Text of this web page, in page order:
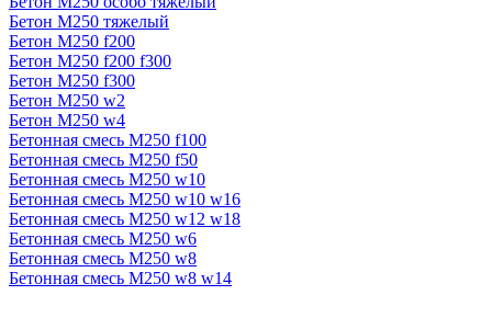
Бетон М250 тяжелый
Бетон М250 f200
Бетон М250 f200 f300
Бетон М250 f300
Бетон М250 w2
Бетон М250 w4
Бетонная смесь М250 f100
Бетонная смесь М250 f50
Бетонная смесь М250 w10
Бетонная смесь М250 w10 w16
Бетонная смесь М250 w12 w18
Бетонная смесь М250 w6
Бетонная смесь М250 w8
Бетонная смесь М250 w8 w14